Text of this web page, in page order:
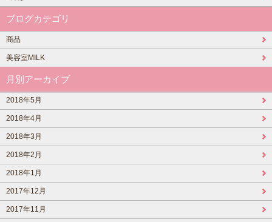
ブログカテゴリ
商品
美容室MILK
月別アーカイブ
2018年5月
2018年4月
2018年3月
2018年2月
2018年1月
2017年12月
2017年11月